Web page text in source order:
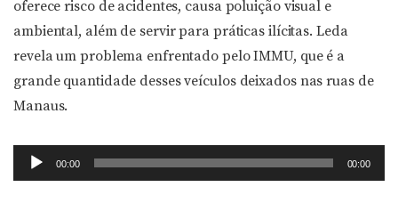
oferece risco de acidentes, causa poluição visual e
ambiental, além de servir para práticas ilícitas. Leda
revela um problema enfrentado pelo IMMU, que é a
grande quantidade desses veículos deixados nas ruas de
Manaus.
Tocador
de
00:00 00:00